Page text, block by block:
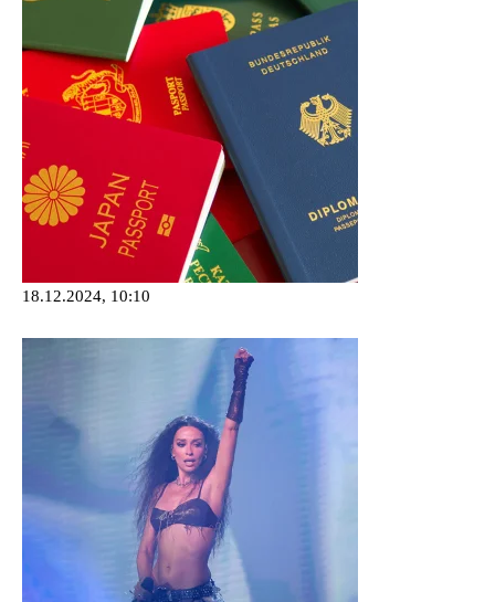
18.12.2024, 10:10